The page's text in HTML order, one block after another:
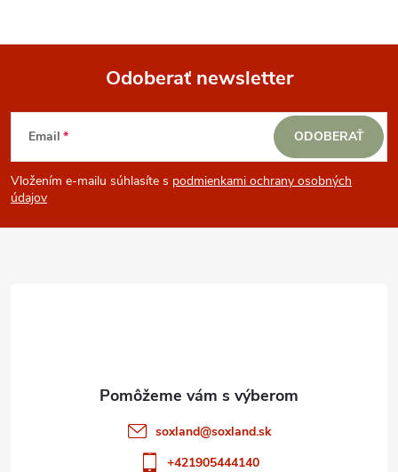
Z
á
p
Odoberať newsletter
Email
Vložením e-mailu súhlasíte s podmienkami ochrany osobných
údajov
ODOBERAŤ
soxland@soxland.sk
+421905444140